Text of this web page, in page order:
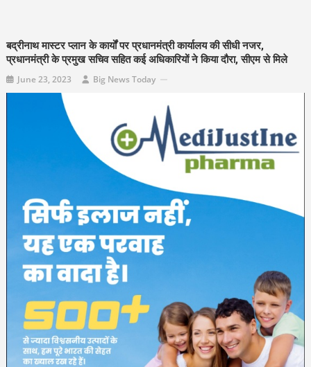
बद्रीनाथ मास्टर प्लान के कार्यों पर प्रधानमंत्री कार्यालय की सीधी नजर,
प्रधानमंत्री के प्रमुख सचिव सहित कई अधिकारियों ने किया दौरा, सीएम से मिले
June 23, 2023 Big News Today